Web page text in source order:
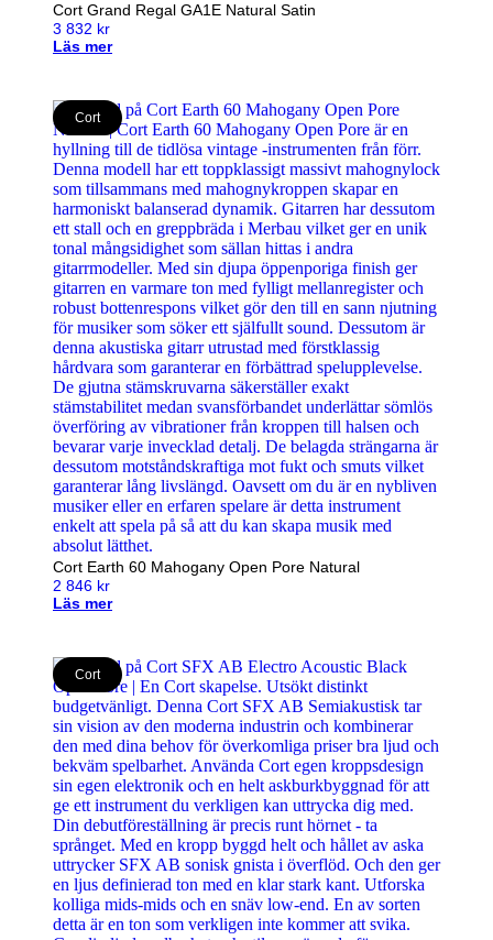
Cort Grand Regal GA1E Natural Satin
3 832 kr
Läs mer
Cort
Cort Earth 60 Mahogany Open Pore Natural
2 846 kr
Läs mer
Cort